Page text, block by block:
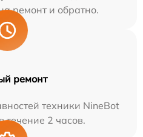
ремонт и обратно.
ремонт
техники NineBot
течение 2 часов.